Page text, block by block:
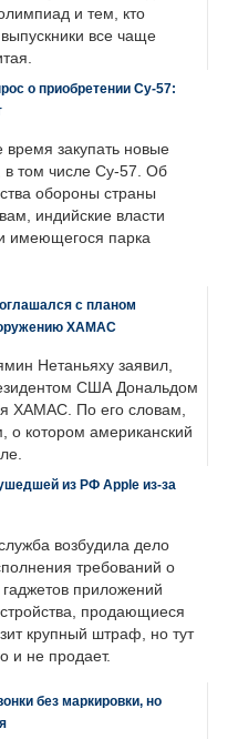
и тем, кто
все чаще
о приобретении Су-57:
закупать новые
в том числе Су-57. Об
обороны страны
индийские власти
имеющегося парка
с планом
ХАМАС
Нетаньяху заявил,
США Дональдом
ХАМАС. По его словам,
о котором американский
из РФ Apple из-за
возбудила дело
требований о
приложений
продающиеся
крупный штраф, но тут
и не продает.
без маркировки, но